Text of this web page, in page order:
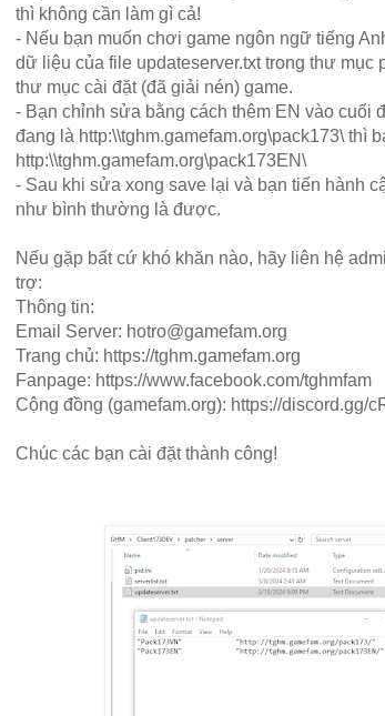
thì không cần làm gì cả!
- Nếu bạn muốn chơi game ngôn ngữ tiếng
dữ liệu của file updateserver.txt trong thư mục
thư mục cài đặt (đã giải nén) game.
- Bạn chỉnh sửa bằng cách thêm EN vào cuối
đang là http:\\tghm.gamefam.org\pack173\ thì
http:\\tghm.gamefam.org\pack173EN\
- Sau khi sửa xong save lại và bạn tiến hành
như bình thường là được.
Nếu gặp bất cứ khó khăn nào, hãy liên hệ
trợ:
Thông tin:
Email Server: hotro@gamefam.org
Trang chủ: https://tghm.gamefam.org
Fanpage: https://www.facebook.com/tghmfam
Cộng đồng (gamefam.org): https://discord.gg/
Chúc các bạn cài đặt thành công!